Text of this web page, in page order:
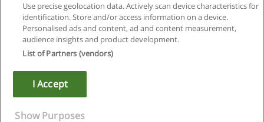
Regras de uso
Privacidade de dados
Copyright © Educaedu Business S.L. - CIF : B-95610580: -
Use precise geolocation data. Actively scan device characteristics for
identification. Store and/or access information on a device.
Personalised ads and content, ad and content measurement,
audience insights and product development.
List of Partners (vendors)
I Accept
Show Purposes